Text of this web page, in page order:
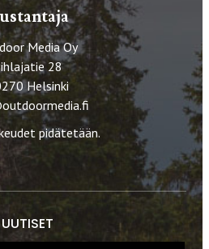
Media Oy
28
Helsinki
pidätetään.
UUTISET